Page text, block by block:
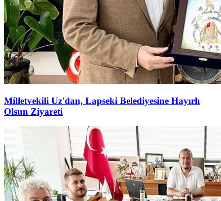
Milletvekili Uz'dan, Lapseki Belediyesine Hayırlı
Olsun Ziyareti